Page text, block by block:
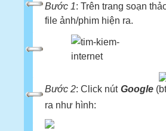
Bước 1: Trên trang soạn
file ảnh/phim hiện ra.
Bước 2: Click nút Google(
ra như hình: